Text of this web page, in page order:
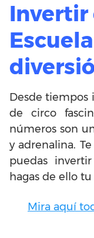
Invertir
Desde tiempos
de circo
números son
y adrenalina.
puedas
hagas de ello
Mira aquí